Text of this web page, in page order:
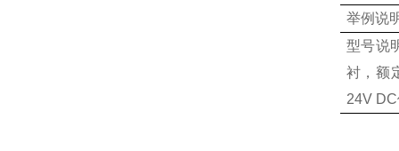
举例说
型号说
衬，额
24V